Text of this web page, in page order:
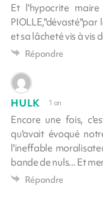
Et l'hypocrite
et sa lâcheté vis à vis
Répondre
HULK 1 an
Encore une fois,
qu'avait évoqué
l'ineffable
bande de nuls... Et
Répondre